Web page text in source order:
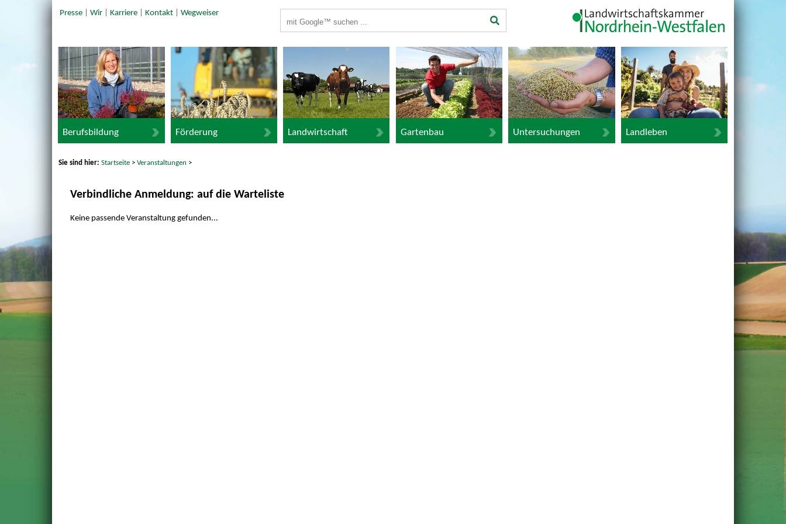
Presse| Wir| Karriere| Kontakt| Wegweiser
Berufsbildung Förderung Landwirtschaft Gartenbau Untersuchungen Landleben
Sie sind hier:Startseite >Veranstaltungen >
Verbindliche Anmeldung: auf die Warteliste
Keine passende Veranstaltung gefunden...